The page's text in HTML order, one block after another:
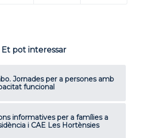
Et pot interessar
Jornades per a persones amb
funcional
informatives per a famílies a
i CAE Les Hortènsies